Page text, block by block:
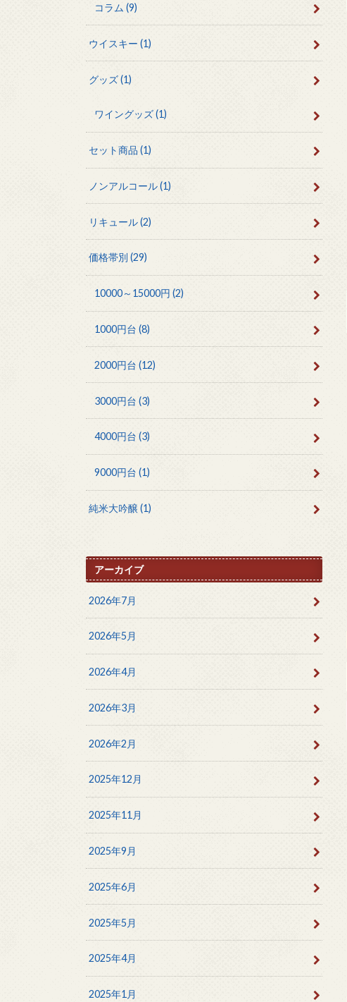
コラム (9)
ウイスキー(1)
グッズ(1)
ワイングッズ(1)
セット商品(1)
ノンアルコール(1)
リキュール(2)
価格帯別(29)
10000～15000円 (2)
1000円台 (8)
2000円台 (12)
3000円台 (3)
4000円台 (3)
9000円台 (1)
純米大吟醸(1)
アーカイブ
2026年7月
2026年5月
2026年4月
2026年3月
2026年2月
2025年12月
2025年11月
2025年9月
2025年6月
2025年5月
2025年4月
2025年1月